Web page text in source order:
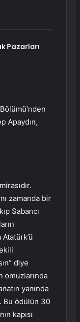
Pazarları
Apaydın,
zamanda bir
Sabancı
diye
omuzlarında
yanında
Bu ödülün 30
kapısı